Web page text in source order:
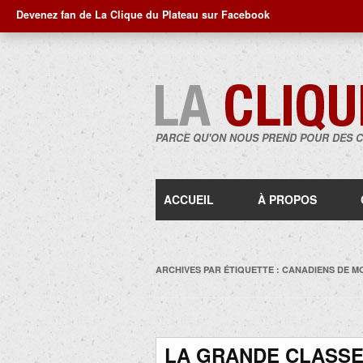
Devenez fan de La Clique du Plateau sur Facebook
PARCE QU'ON NOUS PREND POUR DES
ACCUEIL À PROPOS
ARCHIVES PAR ÉTIQUETTE : CANADIENS DE
LA GRANDE